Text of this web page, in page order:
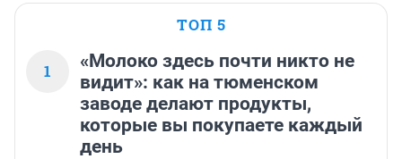
ТОП 5
1
«Молоко здесь почти никто не
видит»: как на тюменском
заводе делают продукты,
которые вы покупаете каждый
день